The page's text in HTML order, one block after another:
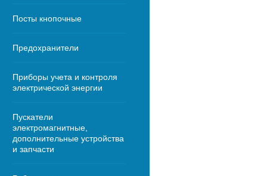
Посты кнопочные
Предохранители
Приборы учета и контроля
электрической энергии
Пускатели
электромагнитные,
дополнительные устройства
и запчасти